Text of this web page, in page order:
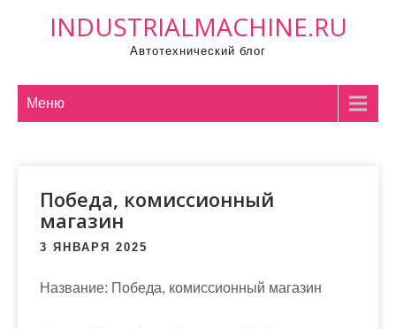
INDUSTRIALMACHINE.RU
Автотехнический блог
Меню
Победа, комиссионный
магазин
3 ЯНВАРЯ 2025
Название: Победа, комиссионный магазин